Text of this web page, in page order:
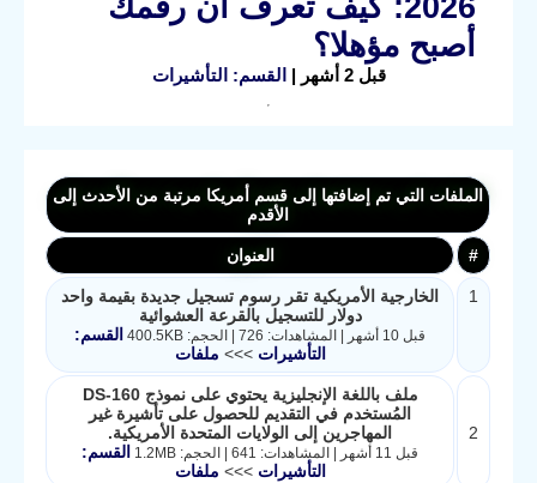
2026: كيف تعرف أن رقمك
أصبح مؤهلا؟
قبل 2 أشهر | القسم: التأشيرات
الملفات التي تم إضافتها إلى قسم أمريكا مرتبة من الأحدث إلى
الأقدم
# العنوان
1
الخارجية الأمريكية تقر رسوم تسجيل جديدة بقيمة واحد
دولار للتسجيل بالقرعة العشوائية
قبل 10 أشهر | المشاهدات: 726 | الحجم: 400.5KB
القسم:
التأشيرات>>> ملفات
2
ملف باللغة الإنجليزية يحتوي على نموذج DS-160
المُستخدم في التقديم للحصول على تأشيرة غير
المهاجرين إلى الولايات المتحدة الأمريكية.
قبل 11 أشهر | المشاهدات: 641 | الحجم: 1.2MB
القسم:
التأشيرات>>> ملفات